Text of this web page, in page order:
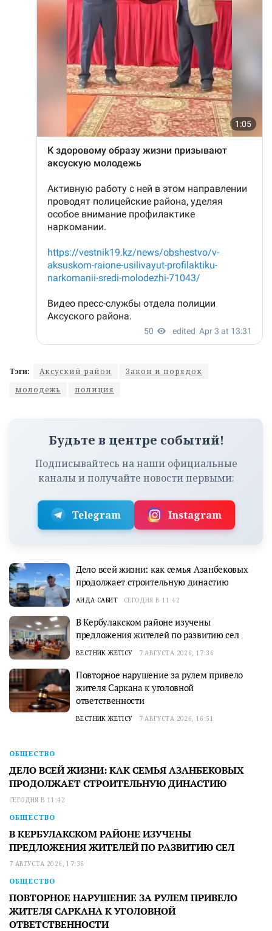
Тэги: Аксуский район
Закон и порядок
молодежь
полиция
Будьте в центре событий!
Подписывайтесь на наши официальные
каналы и получайте новости первыми:
Telegram Instagram
Дело всей жизни: как семья Азанбековых
продолжает строительную династию
АИДА САБИТ СЕГОДНЯ В 11:42
В Кербулакском районе изучены
предложения жителей по развитию сел
ВЕСТНИК ЖЕТІСУ 7 АВГУСТА 2026, 17:36
Повторное нарушение за рулем привело
жителя Саркана к уголовной
ответственности
ВЕСТНИК ЖЕТІСУ 7 АВГУСТА 2026, 16:51
ОБЩЕСТВО
ДЕЛО ВСЕЙ ЖИЗНИ: КАК СЕМЬЯ АЗАНБЕКОВЫХ
ПРОДОЛЖАЕТ СТРОИТЕЛЬНУЮ ДИНАСТИЮ
СЕГОДНЯ В 11:42
ОБЩЕСТВО
В КЕРБУЛАКСКОМ РАЙОНЕ ИЗУЧЕНЫ
ПРЕДЛОЖЕНИЯ ЖИТЕЛЕЙ ПО РАЗВИТИЮ СЕЛ
7 АВГУСТА 2026, 17:36
ОБЩЕСТВО
ПОВТОРНОЕ НАРУШЕНИЕ ЗА РУЛЕМ ПРИВЕЛО
ЖИТЕЛЯ САРКАНА К УГОЛОВНОЙ
ОТВЕТСТВЕННОСТИ